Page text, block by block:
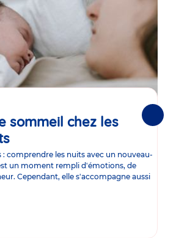
sommeil chez les
: comprendre les nuits avec un nouveau-
un moment rempli d'émotions, de
Cependant, elle s'accompagne aussi